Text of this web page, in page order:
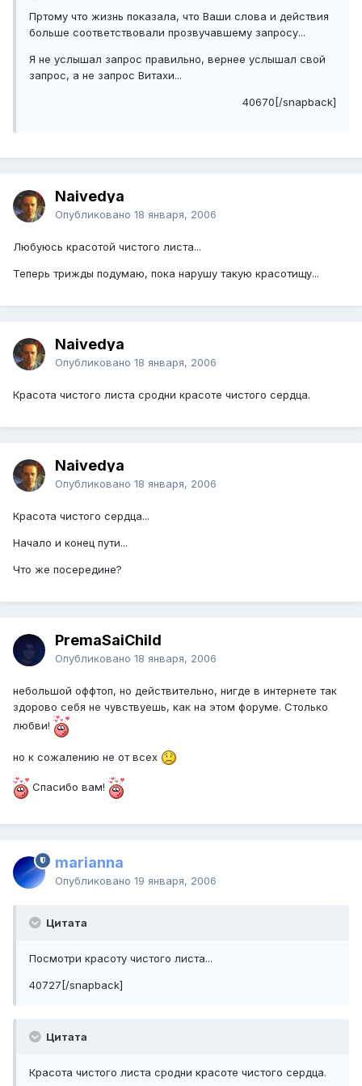
Пртому что жизнь показала, что Ваши слова и действия
больше соответствовали прозвучавшему запросу...
Я не услышал запрос правильно, вернее услышал свой
запрос, а не запрос Витахи...
40670[/snapback]
Naivedya
Опубликовано 18 января, 2006
Любуюсь красотой чистого листа...
Теперь трижды подумаю, пока нарушу такую красотищу...
Naivedya
Опубликовано 18 января, 2006
Красота чистого листа сродни красоте чистого сердца.
Naivedya
Опубликовано 18 января, 2006
Красота чистого сердца...
Начало и конец пути...
Что же посередине?
PremaSaiChild
Опубликовано 18 января, 2006
небольшой оффтоп, но действительно, нигде в интернете так
здорово себя не чувствуешь, как на этом форуме. Столько
любви!
но к сожалению не от всех
Спасибо вам!
marianna
Опубликовано 19 января, 2006
Цитата
Посмотри красоту чистого листа...
40727[/snapback]
Цитата
Красота чистого листа сродни красоте чистого сердца.